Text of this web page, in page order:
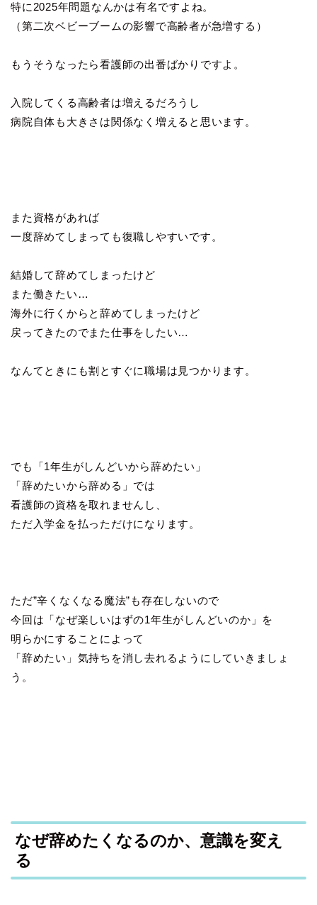
特に2025年問題なんかは有名ですよね。
（第二次ベビーブームの影響で高齢者が急増する）
もうそうなったら看護師の出番ばかりですよ。
入院してくる高齢者は増えるだろうし
病院自体も大きさは関係なく増えると思います。
また資格があれば
一度辞めてしまっても復職しやすいです。
結婚して辞めてしまったけど
また働きたい…
海外に行くからと辞めてしまったけど
戻ってきたのでまた仕事をしたい…
なんてときにも割とすぐに職場は見つかります。
でも「1年生がしんどいから辞めたい」
「辞めたいから辞める」では
看護師の資格を取れませんし、
ただ入学金を払っただけになります。
ただ”辛くなくなる魔法”も存在しないので
今回は「なぜ楽しいはずの1年生がしんどいのか」を
明らかにすることによって
「辞めたい」気持ちを消し去れるようにしていきましょ
う。
なぜ辞めたくなるのか、意識を変え
る